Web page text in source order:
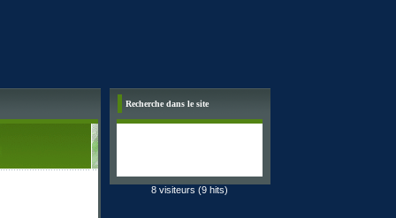
Recherche dans le site
8 visiteurs (9 hits)